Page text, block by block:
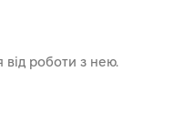
від роботи з нею.